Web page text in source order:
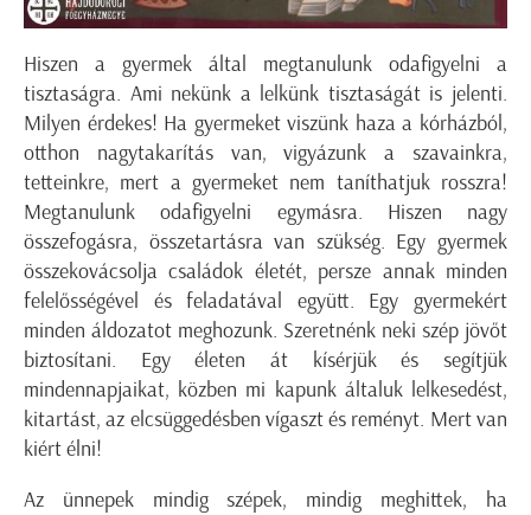
Hiszen a gyermek által megtanulunk odafigyelni a
tisztaságra. Ami nekünk a lelkünk tisztaságát is jelenti.
Milyen érdekes! Ha gyermeket viszünk haza a kórházból,
otthon nagytakarítás van, vigyázunk a szavainkra,
tetteinkre, mert a gyermeket nem taníthatjuk rosszra!
Megtanulunk odafigyelni egymásra. Hiszen nagy
összefogásra, összetartásra van szükség. Egy gyermek
összekovácsolja családok életét, persze annak minden
felelősségével és feladatával együtt. Egy gyermekért
minden áldozatot meghozunk. Szeretnénk neki szép jövőt
biztosítani. Egy életen át kísérjük és segítjük
mindennapjaikat, közben mi kapunk általuk lelkesedést,
kitartást, az elcsüggedésben vígaszt és reményt. Mert van
kiért élni!
Az ünnepek mindig szépek, mindig meghittek, ha